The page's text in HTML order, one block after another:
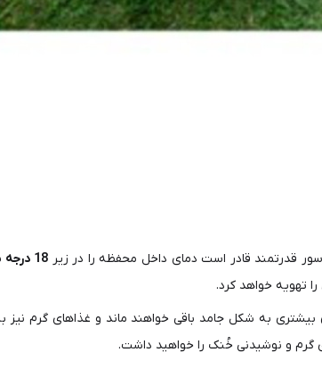
قدرتمند قادر است دمای داخل محفظه را در زیر 18 درجه سانتی گراد
تهویه خواهد کرد.
به شکل جامد باقی خواهند ماند و غذاهای گرم
گرم و نوشیدنی خُنک را خواهید داشت.